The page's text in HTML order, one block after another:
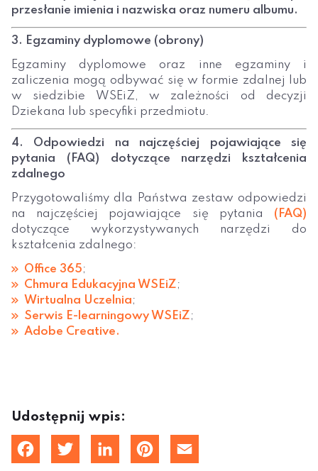
przesłanie imienia i nazwiska oraz numeru albumu.
3. Egzaminy dyplomowe (obrony)
Egzaminy dyplomowe oraz inne egzaminy i
zaliczenia mogą odbywać się w formie zdalnej lub
w siedzibie WSEiZ, w zależności od decyzji
Dziekana lub specyfiki przedmiotu.
4. Odpowiedzi na najczęściej pojawiające się
pytania (FAQ) dotyczące narzędzi kształcenia
zdalnego
Przygotowaliśmy dla Państwa zestaw odpowiedzi
na najczęściej pojawiające się pytania (FAQ)
dotyczące wykorzystywanych narzędzi do
kształcenia zdalnego:
Office 365;
Chmura Edukacyjna WSEiZ;
Wirtualna Uczelnia;
Serwis E-learningowy WSEiZ;
Adobe Creative.
Udostępnij wpis:
TwitterLinkedInPinterestEmail